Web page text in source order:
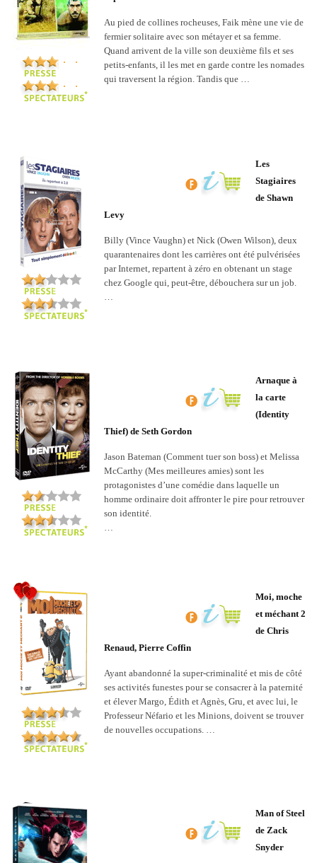
Au pied de collines rocheuses, Faik mène une vie de
fermier solitaire avec son métayer et sa femme.
Quand arrivent de la ville son deuxième fils et ses
petits-enfants, il les met en garde contre les nomades
qui traversent la région. Tandis que …
Les
Stagiaires
de Shawn
Levy
Billy (Vince Vaughn) et Nick (Owen Wilson), deux
quarantenaires dont les carrières ont été pulvérisées
par Internet, repartent à zéro en obtenant un stage
chez Google qui, peut-être, débouchera sur un job.
…
Arnaque à
la carte
(Identity
Thief) de Seth Gordon
Jason Bateman (Comment tuer son boss) et Melissa
McCarthy (Mes meilleures amies) sont les
protagonistes d’une comédie dans laquelle un
homme ordinaire doit affronter le pire pour retrouver
son identité.
…
Moi, moche
et méchant 2
de Chris
Renaud, Pierre Coffin
Ayant abandonné la super-criminalité et mis de côté
ses activités funestes pour se consacrer à la paternité
et élever Margo, Édith et Agnès, Gru, et avec lui, le
Professeur Néfario et les Minions, doivent se trouver
de nouvelles occupations. …
Man of Steel
de Zack
Snyder